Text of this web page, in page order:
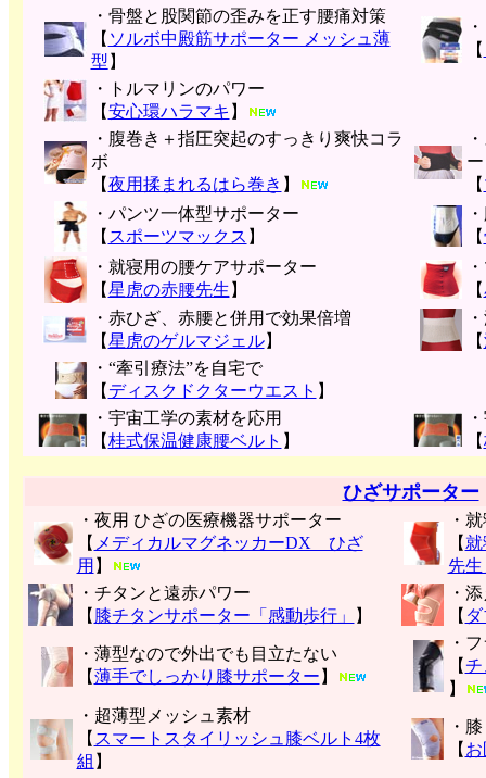
・骨盤と股関節の歪みを正す腰痛対策
【 ソルボ中殿筋サポーター メッシュ薄
型 】
【
・トルマリンのパワー
【安心環ハラマキ 】
・腹巻き＋指圧突起のすっきり爽快コラ
ボ
【夜用揉まれるはら巻き 】
ー
【
・パンツ一体型サポーター
【 スポーツマックス 】
【
・就寝用の腰ケアサポーター
【星虎の赤腰先生 】
【
・赤ひざ、赤腰と併用で効果倍増
【星虎のゲルマジェル】
【
・“牽引療法”を自宅で
【 ディスクドクターウエスト 】
・宇宙工学の素材を応用
【桂式保温健康腰ベルト 】
【
ひざサポーター
・夜用 ひざの医療機器サポーター
【 メディカルマグネッカーDX ひざ
用 】
・
【
先生
・チタンと遠赤パワー
【 膝チタンサポーター「感動歩行」 】
・
【
・薄型なので外出でも目立たない
【薄手でしっかり膝サポーター 】
・
【チ
】
・超薄型メッシュ素材
【 スマートスタイリッシュ膝ベルト4枚
組 】
・
【